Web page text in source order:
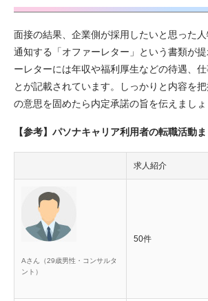
面接の結果、企業側が採用したいと思った
通知する「オファーレター」という書類が
ーレターには年収や福利厚生などの待遇、
とが記載されています。しっかりと内容を
の意思を固めたら内定承諾の旨を伝えましょ
【参考】パソナキャリア利用者の転職活動
求人紹介
Aさん（29歳男性・コンサルタ
ント）
50件